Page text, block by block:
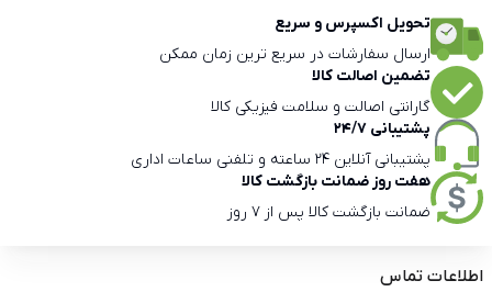
تحویل اکسپرس و سریع
ارسال سفارشات در سریع ترین زمان ممکن
تضمین اصالت کالا
گارانتی اصالت و سلامت فیزیکی کالا
پشتیبانی 24/7
پشتیبانی آنلاین 24 ساعته و تلفنی ساعات اداری
هفت روز ضمانت بازگشت کالا
ضمانت بازگشت کالا پس از 7 روز
اطلاعات تماس